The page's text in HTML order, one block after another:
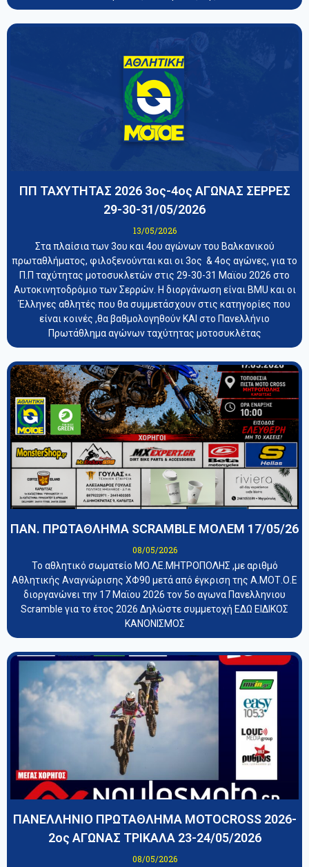
ΠΠ ΤΑΧΥΤΗΤΑΣ 2026 3ος-4ος ΑΓΩΝΑΣ ΣΕΡΡΕΣ
29-30-31/05/2026
13/05/2026
Στα πλαίσια των 3ου και 4ου αγώνων του Βαλκανικού
πρωταθλήματος, φιλοξενούνται και οι 3ος & 4ος αγώνες, για το
Π.Π ταχύτητας μοτοσυκλετών στις 29-30-31 Μαϊου 2026 στο
Αυτοκινητοδρόμιο των Σερρών. Η διοργάνωση είναι BMU και οι
Έλληνες αθλητές που θα συμμετάσχουν στις κατηγορίες που
είναι κοινές ,θα βαθμολογηθούν ΚΑΙ στο Πανελλήνιο
Πρωτάθλημα αγώνων ταχύτητας μοτοσυκλέτας
ΠΑΝ. ΠΡΩΤΑΘΛΗΜΑ SCRAMBLE ΜΟΛΕΜ 17/05/26
08/05/2026
Το αθλητικό σωματείο ΜΟ.ΛΕ.ΜΗΤΡΟΠΟΛΗΣ ,με αριθμό
Αθλητικής Αναγνώρισης ΧΦ90 μετά από έγκριση της Α.ΜΟΤ.Ο.Ε
διοργανώνει την 17 Μαϊου 2026 τον 5ο αγωνα Πανελληνιου
Scramble για το έτος 2026 Δηλώστε συμμετοχή ΕΔΩ ΕΙΔΙΚΟΣ
ΚΑΝΟΝΙΣΜΟΣ
ΠΑΝΕΛΛΗΝΙΟ ΠΡΩΤΑΘΛΗΜΑ MOTOCROSS 2026-
2ος ΑΓΩΝΑΣ ΤΡΙΚΑΛΑ 23-24/05/2026
08/05/2026